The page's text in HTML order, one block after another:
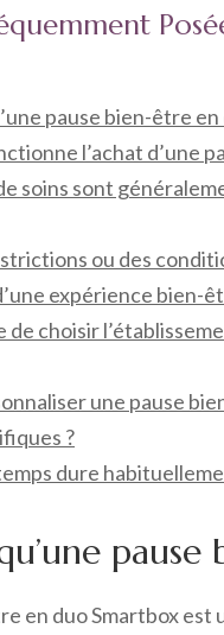
pause bien-être
l’achat d’une
soins sont
ou des
expérience bien-
de choisir
une pause
?
dure
en duo Smartbox